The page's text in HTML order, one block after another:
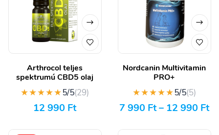
Arthrocol teljes
spektrumú CBD5 olaj
★★★★★5/5(29)
12 990 Ft
Nordcanin Multivitamin
PRO+
★★★★★5/5(5)
7 990 Ft– 12 990 Ft